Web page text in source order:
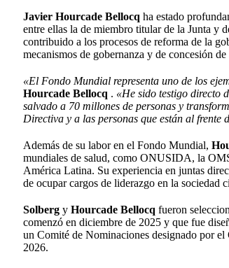
Javier Hourcade Bellocq ha estado
entre ellas la de miembro titular de la Junta y
contribuido a los procesos de reforma de la
mecanismos de gobernanza y de concesión
«El Fondo Mundial representa uno de los
Hourcade Bellocq . «He sido testigo directo
salvado a 70 millones de personas y
Directiva y a las personas que están al frente
Además de su labor en el Fondo Mundial,
mundiales de salud, como ONUSIDA, la
América Latina. Su experiencia en juntas
de ocupar cargos de liderazgo en la
SolbergyHourcade Bellocq fueron
comenzó en diciembre de 2025 y que fue
un Comité de Nominaciones designado por
2026.